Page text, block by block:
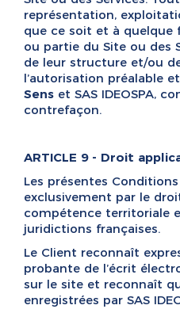
représentation,
que ce soit et à
ou partie du Site ou des
de leur structure et/ou
l’autorisation préalable
Sens et SAS IDEOSPA,
contrefaçon.
ARTICLE 9 - Droit
Les présentes
exclusivement par le
compétence territoriale
juridictions françaises.
Le Client reconnaît
probante de l’écrit
sur le site et reconnaît
enregistrées par SAS